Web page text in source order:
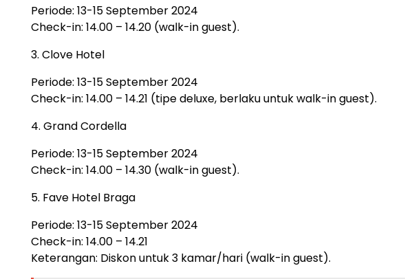
Periode: 13-15 September 2024
Check-in: 14.00 – 14.20 (walk-in guest).
3. Clove Hotel
Periode: 13-15 September 2024
Check-in: 14.00 – 14.21 (tipe deluxe, berlaku untuk walk-in guest).
4. Grand Cordella
Periode: 13-15 September 2024
Check-in: 14.00 – 14.30 (walk-in guest).
5. Fave Hotel Braga
Periode: 13-15 September 2024
Check-in: 14.00 – 14.21
Keterangan: Diskon untuk 3 kamar/hari (walk-in guest).